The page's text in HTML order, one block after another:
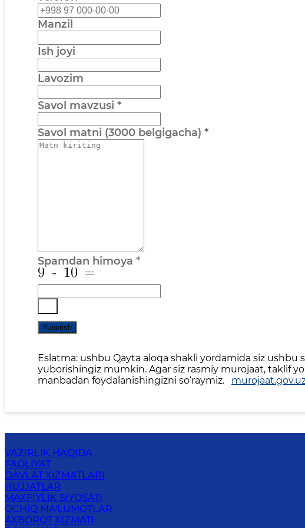
Manzil
Ish joyi
Lavozim
Savol mavzusi *
Savol matni (3000 belgigacha) *
Spamdan himoya *
Yuborish
Eslatma: ushbu Qayta aloqa shakli yordamida siz ushbu
yuborishingiz mumkin. Agar siz rasmiy murojaat, taklif
manbadan foydalanishingizni so‘raymiz.
VAZIRLIK HAQIDA
FAOLIYAT
DAVLAT XIZMATLARI
HUJJATLAR
MAXFIYLIK SIYOSATI
OCHIQ MA'LUMOTLAR
AXBOROT XIZMATI